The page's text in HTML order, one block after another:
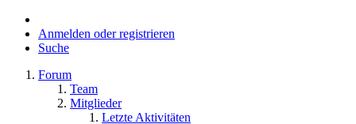
Anmelden oder registrieren
Suche
Forum
Team
Mitglieder
Letzte Aktivitäten